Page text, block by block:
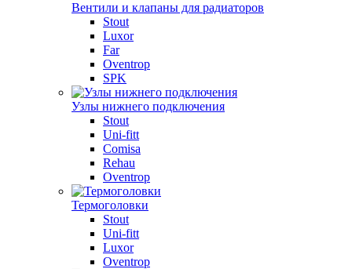
Вентили и клапаны для радиаторов
Stout
Luxor
Far
Oventrop
SPK
Узлы нижнего подключения
Stout
Uni-fitt
Comisa
Rehau
Oventrop
Термоголовки
Stout
Uni-fitt
Luxor
Oventrop